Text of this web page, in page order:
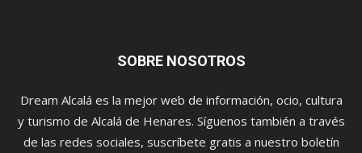
SOBRE NOSOTROS
Dream Alcalá es la mejor web de información, ocio, cultura
y turismo de Alcalá de Henares. Síguenos también a través
de las redes sociales, suscríbete gratis a nuestro boletín